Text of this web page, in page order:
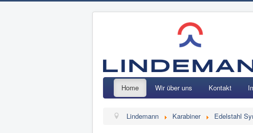
Home Wir über uns Kontakt
Lindemann Karabiner Edelstahl